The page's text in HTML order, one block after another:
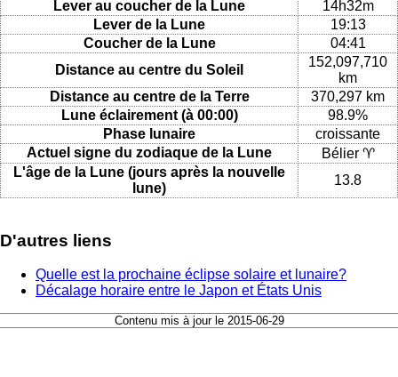
Lever au coucher de la Lune
14h32m
Lever de la Lune
19:13
Coucher de la Lune
04:41
Distance au centre du Soleil
152,097,710
km
Distance au centre de la Terre
370,297 km
Lune éclairement (à 00:00)
98.9%
Phase lunaire
croissante
Actuel signe du zodiaque de la Lune
Bélier ♈
L'âge de la Lune (jours après la nouvelle
lune)
13.8
D'autres liens
Quelle est la prochaine éclipse solaire et lunaire?
Décalage horaire entre le Japon et États Unis
Contenu mis à jour le 2015-06-29